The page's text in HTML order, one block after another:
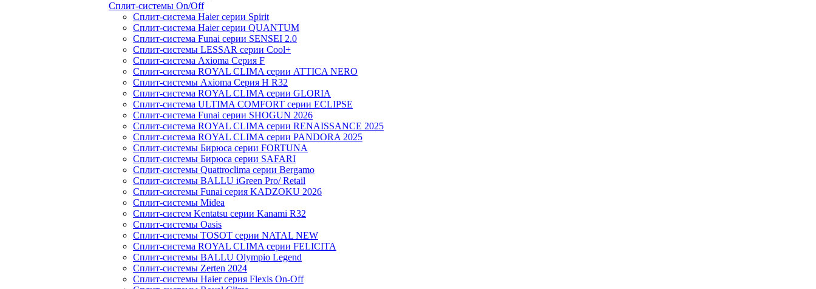
Сплит-системы On/Off
Сплит-система Haier серии Spirit
Сплит-система Haier серии QUANTUM
Сплит-система Funai серии SENSEI 2.0
Сплит-системы LESSAR серии Cool+
Сплит-система Axioma Серия F
Сплит-система ROYAL CLIMA серии ATTICA NERO
Сплит-системы Axioma Серия H R32
Сплит-система ROYAL CLIMA серии GLORIA
Сплит-система ULTIMA COMFORT серии ECLIPSE
Сплит-система Funai серии SHOGUN 2026
Сплит-система ROYAL CLIMA серии RENAISSANCE 2025
Сплит-система ROYAL CLIMA серии PANDORA 2025
Сплит-системы Бирюса серии FORTUNA
Сплит-системы Бирюса серии SAFARI
Сплит-системы Quattroclima серии Bergamo
Сплит-системы BALLU iGreen Pro/ Retail
Сплит-системы Funai серия KADZOKU 2026
Сплит-системы Midea
Сплит-систем Kentatsu серии Kanami R32
Сплит-системы Oasis
Сплит-системы TOSOT серии NATAL NEW
Сплит-система ROYAL CLIMA серии FELICITA
Сплит-системы BALLU Olympio Legend
Сплит-системы Zerten 2024
Сплит-системы Haier серия Flexis On-Off